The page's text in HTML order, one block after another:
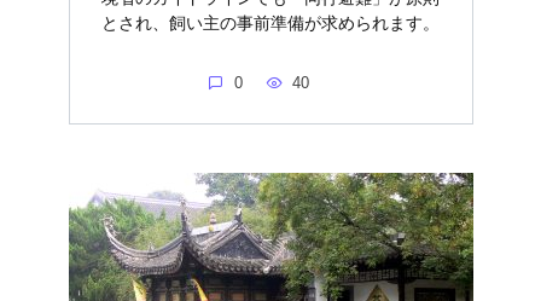
とされ、飼い主の事前準備が求められます。
0 40